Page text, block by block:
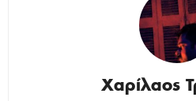
Χαρίλαος